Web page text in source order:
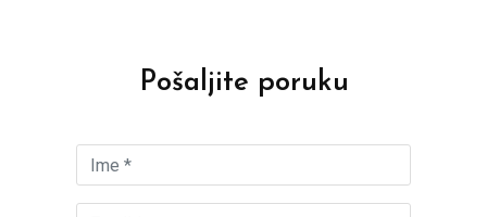
Pošaljite poruku